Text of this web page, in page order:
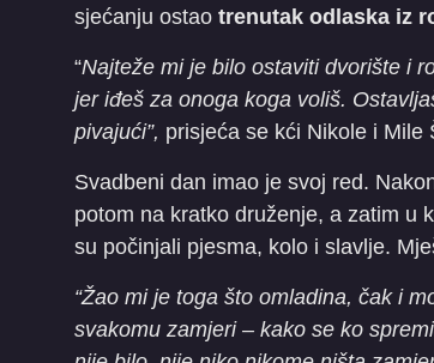
sjećanju ostao trenutak odlaska iz
“Najteže mi je bilo ostaviti dvorište i
jer iđeš za onoga koga voliš.
pivajući”, prisjeća se kći Nikole i Mile
Svadbeni dan imao je svoj red.
potom na kratko druženje, a zatim u
su počinjali pjesma, kolo i slavlje.
“Žao mi je toga što omladina, čak i
svakomu zamjeri – kako se ko